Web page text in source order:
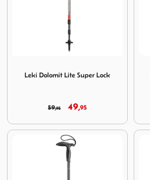
Leki Dolomit Lite Super Lock
59,95 49,95